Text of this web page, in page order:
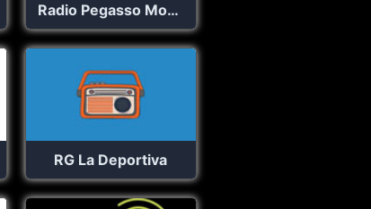
Radio Pegasso Monclova
RG La Deportiva